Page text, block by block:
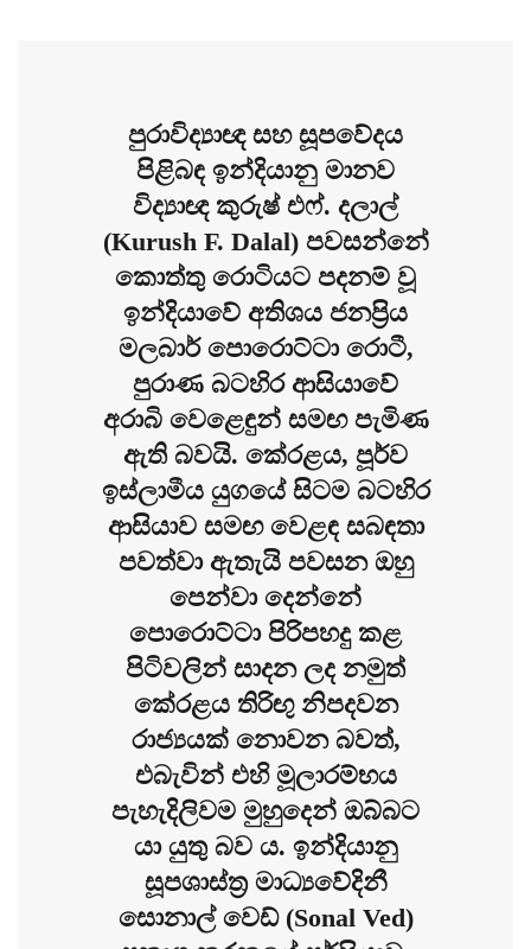
පුරාවිද්‍යාඥ සහ සූපවේදය
පිළිබඳ ඉන්දියානු මානව
විද්‍යාඥ කුරුෂ් එෆ්. දලාල්
(Kurush F. Dalal) පවසන්නේ
කොත්තු රොටියට පදනම් වූ
ඉන්දියාවේ අතිශය ජනප්‍රිය
මලබාර් පොරොට්ටා රොටී,
පුරාණ බටහිර ආසියාවේ
අරාබි වෙළෙඳුන් සමඟ පැමිණ
ඇති බවයි. කේරළය, පූර්ව
ඉස්ලාමීය යුගයේ සිටම බටහිර
ආසියාව සමඟ වෙළඳ සබඳතා
පවත්වා ඇතැයි පවසන ඔහු
පෙන්වා දෙන්නේ
පොරොට්ටා පිරිපහදු කළ
පිටිවලින් සාදන ලද නමුත්
කේරළය තිරිඟු නිපදවන
රාජ්‍යයක් නොවන බවත්,
එබැවින් එහි මූලාරම්භය
පැහැදිලිවම මුහුදෙන් ඔබ්බට
යා යුතු බව ය. ඉන්දියානු
සූපශාස්ත්‍ර මාධ්‍යවේදිනී
සොනාල් වෙඩ් (Sonal Ved)